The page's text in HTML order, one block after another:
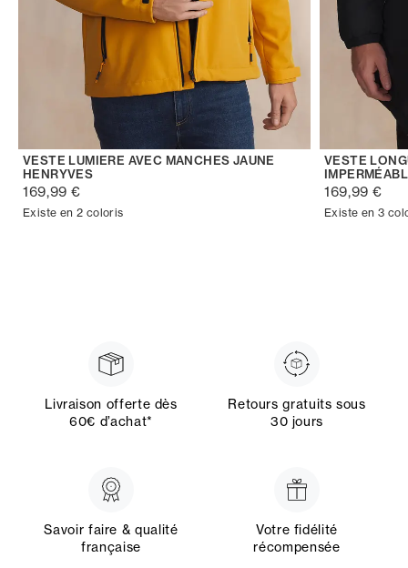
VESTE LUMIERE AVEC MANCHES JAUNE
HENRYVES
169,99 €
Existe en 2 coloris
VESTE
169,99 €
Existe en 3
Livraison offerte dès
60€ d’achat*
Retours gratuits sous
30 jours
Savoir faire & qualité
française
Votre fidélité
récompensée